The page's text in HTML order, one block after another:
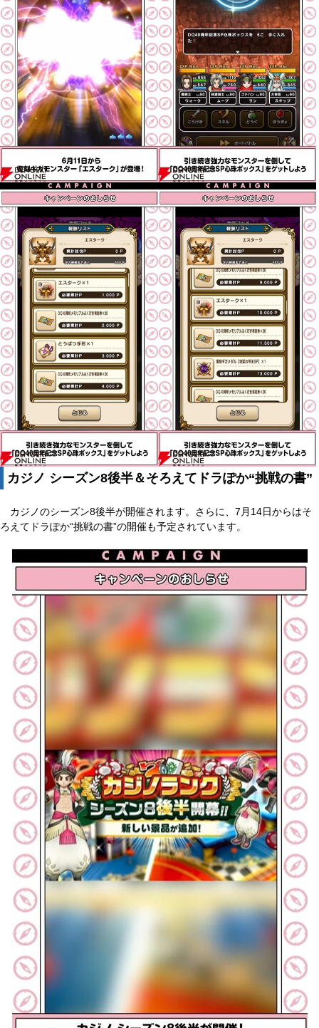
カジノ シーズン8後半＆そろえてドラぽか“挑戦の書”
カジノのシーズン8後半が開催されます。さらに、7月14日からはそ
ろえてドラぽか“挑戦の書”の開催も予定されています。